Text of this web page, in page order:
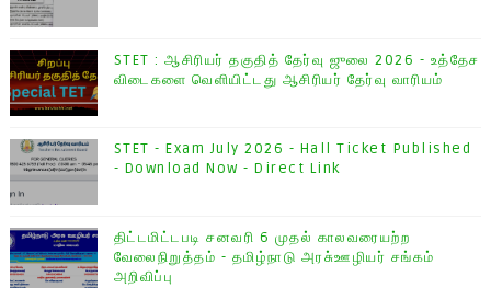
STET : ஆசிரியர் தகுதித் தேர்வு ஜுலை 2026 - உத்தேச
விடைகளை வெளியிட்டது ஆசிரியர் தேர்வு வாரியம்
STET - Exam July 2026 - Hall Ticket Published
- Download Now - Direct Link
திட்டமிட்டபடி சனவரி 6 முதல் காலவரையற்ற
வேலைநிறுத்தம் - தமிழ்நாடு அரசு்ஊழியர் சங்கம்
அறிவிப்பு